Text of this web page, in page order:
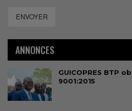
ENVOYER
ANNONCES
GUICOPRES BTP
9001:2015